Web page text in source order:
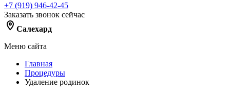
+7 (919) 946-42-45
Заказать звонок сейчас
Салехард
Меню сайта
Главная
Процедуры
Удаление родинок